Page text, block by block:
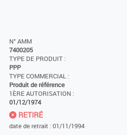
N° AMM
7400205
TYPE DE PRODUIT :
PPP
TYPE COMMERCIAL :
Produit de référence
1ÈRE AUTORISATION :
01/12/1974
RETIRÉ
date de retrait : 01/11/1994